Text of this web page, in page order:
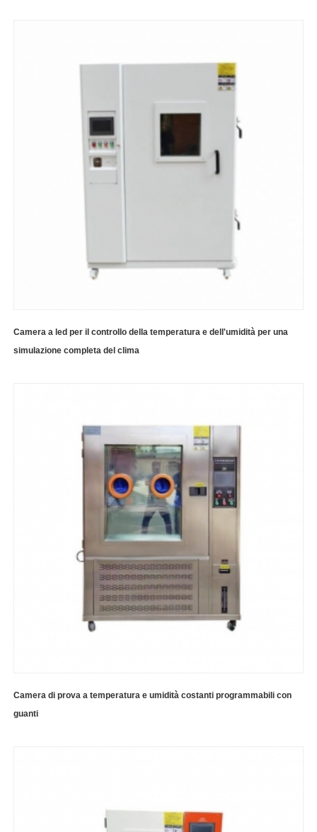
Camera a led per il controllo della temperatura e dell'umidità per una
simulazione completa del clima
Camera di prova a temperatura e umidità costanti programmabili con
guanti